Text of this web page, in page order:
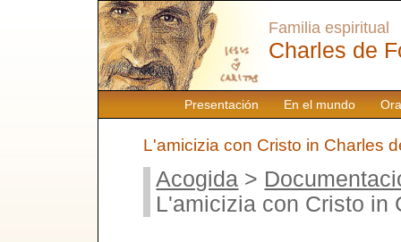
Presentación En el mundo
Familia espiritual
Charles de
L'amicizia con Cristo in Charles
Acogida >
L'amicizia con Cristo in